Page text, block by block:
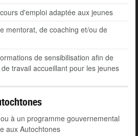
d'emploi adaptée aux jeunes
mentorat, de coaching et/ou de
de sensibilisation afin de
travail accueillant pour les jeunes
à un programme gouvernemental
aux Autochtones